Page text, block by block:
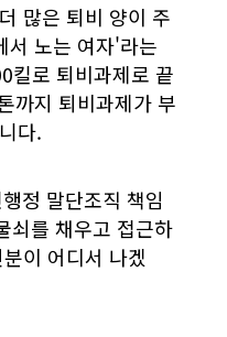
많은 퇴비 양이 주
서 노는 여자'라는
킬로 퇴비과제로 끝
까지 퇴비과제가 부
다.
정 말단조직 책임
쇠를 채우고 접근하
이 어디서 나겠